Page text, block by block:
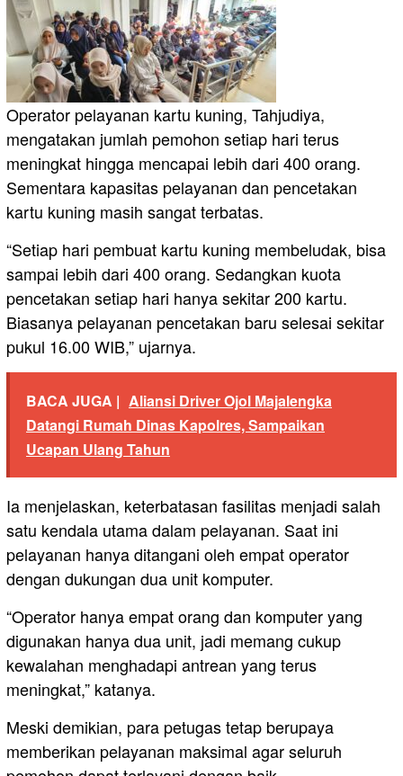
Operator pelayanan kartu kuning, Tahjudiya,
mengatakan jumlah pemohon setiap hari terus
meningkat hingga mencapai lebih dari 400 orang.
Sementara kapasitas pelayanan dan pencetakan
kartu kuning masih sangat terbatas.
“Setiap hari pembuat kartu kuning membeludak, bisa
sampai lebih dari 400 orang. Sedangkan kuota
pencetakan setiap hari hanya sekitar 200 kartu.
Biasanya pelayanan pencetakan baru selesai sekitar
pukul 16.00 WIB,” ujarnya.
BACA JUGA | Aliansi Driver Ojol Majalengka
Datangi Rumah Dinas Kapolres, Sampaikan
Ucapan Ulang Tahun
Ia menjelaskan, keterbatasan fasilitas menjadi salah
satu kendala utama dalam pelayanan. Saat ini
pelayanan hanya ditangani oleh empat operator
dengan dukungan dua unit komputer.
“Operator hanya empat orang dan komputer yang
digunakan hanya dua unit, jadi memang cukup
kewalahan menghadapi antrean yang terus
meningkat,” katanya.
Meski demikian, para petugas tetap berupaya
memberikan pelayanan maksimal agar seluruh